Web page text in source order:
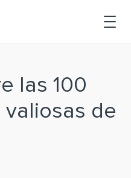
las 100
valiosas de